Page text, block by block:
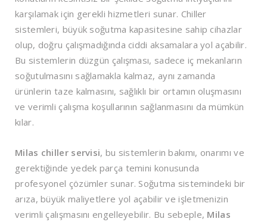
karşılamak için gerekli hizmetleri sunar. Chiller
sistemleri, büyük soğutma kapasitesine sahip cihazlar
olup, doğru çalışmadığında ciddi aksamalara yol açabilir.
Bu sistemlerin düzgün çalışması, sadece iç mekanların
soğutulmasını sağlamakla kalmaz, aynı zamanda
ürünlerin taze kalmasını, sağlıklı bir ortamın oluşmasını
ve verimli çalışma koşullarının sağlanmasını da mümkün
kılar.
Milas chiller servisi, bu sistemlerin bakımı, onarımı ve
gerektiğinde yedek parça temini konusunda
profesyonel çözümler sunar. Soğutma sistemindeki bir
arıza, büyük maliyetlere yol açabilir ve işletmenizin
verimli çalışmasını engelleyebilir. Bu sebeple, Milas